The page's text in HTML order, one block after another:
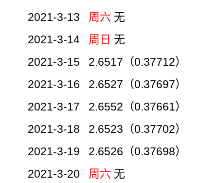
2021-3-13 周六 无
2021-3-14 周日 无
2021-3-15 2.6517（0.37712）
2021-3-16 2.6527（0.37697）
2021-3-17 2.6552（0.37661）
2021-3-18 2.6523（0.37702）
2021-3-19 2.6526（0.37698）
2021-3-20 周六 无